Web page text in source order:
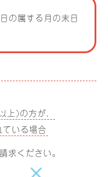
の属する月の末日
上)の方が、
いる場合
求ください。